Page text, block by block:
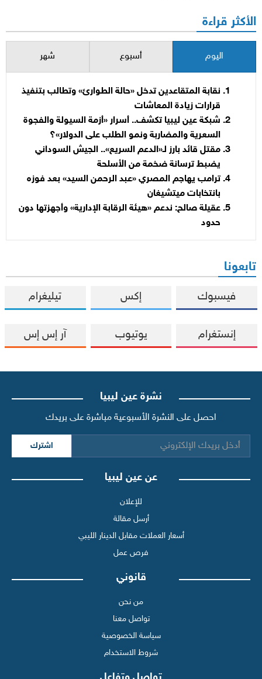
الأكثر قراءة
اليوم أسبوع شهر
نقابة المتقاعدين تدخل «حالة الطوارئ» وتطالب بتنفيذ
قرارات زيادة المعاشات
شبكة عين ليبيا تكشف.. أسرار «أزمة السيولة والفجوة
السعرية والمضاربة ونمو الطلب على الدولار»؟
مقتل قائد بارز لـ«الدعم السريع».. الجيش السوداني
يضبط ترسانة ضخمة من الأسلحة
ترامب يهاجم المصري «عبد الرحمن السيد» بعد فوزه
بانتخابات ميتشيغان
عقيلة صالح: ندعم «هيئة الرقابة الإدارية» وأجهزتها دون
حدود
تابعونا
فيسبوك إكس تيليغرام
إنستغرام يوتيوب آر إس إس
نشرة عين ليبيا
احصل على النشرة الأسبوعية مباشرة على بريدك
اشترك
عن عين ليبيا
للإعلان
أرسل مقالة
أسعار العملات مقابل الدينار الليبي
فرص عمل
قانوني
من نحن
تواصل معنا
سياسة الخصوصية
شروط الاستخدام